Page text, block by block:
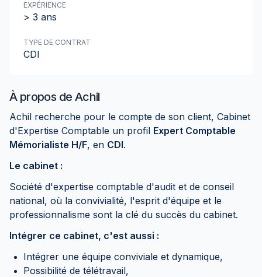
À propos de Achil
Achil recherche pour le compte de son client, Cabinet
d'Expertise Comptable un profil Expert Comptable
Mémorialiste H/F, en CDI.
Le cabinet :
Société d'expertise comptable d'audit et de conseil
national, où la convivialité, l'esprit d'équipe et le
professionnalisme sont la clé du succès du cabinet.
Intégrer ce cabinet, c'est aussi :
Intégrer une équipe conviviale et dynamique,
Possibilité de télétravail,
EXPÉRIENCE
> 3 ans
TYPE DE CONTRAT
CDI